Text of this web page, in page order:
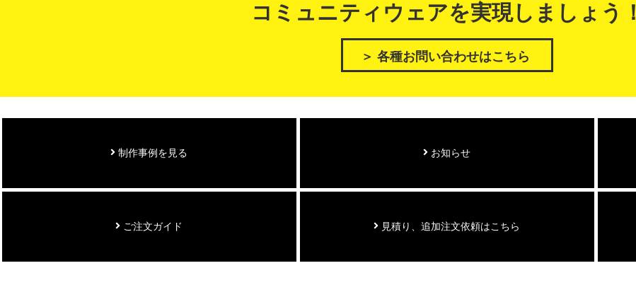
コミュニティウェアを実現しましょう！
＞ 各種お問い合わせはこちら
制作事例を見る お知らせ
ご注文ガイド 見積り、追加注文依頼はこちら